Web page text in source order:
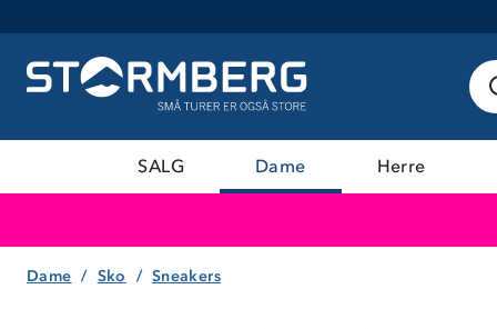
SALG Dame Herre
Dame Sko Sneakers